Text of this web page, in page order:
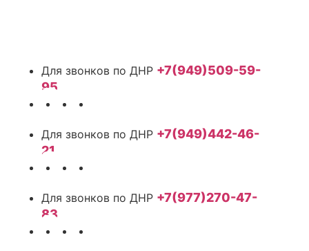
+7(949)509-59-
95
+7(949)442-46-
21
+7(977)270-47-
83